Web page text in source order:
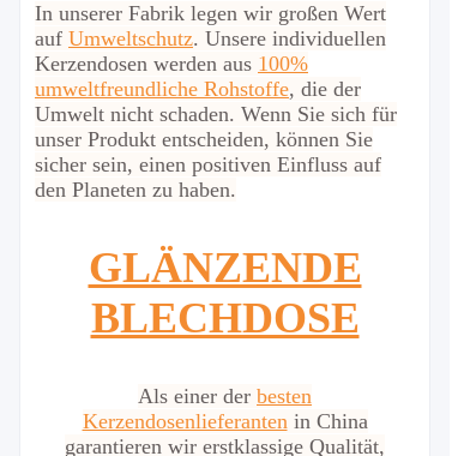
In unserer Fabrik legen wir großen Wert
auf Umweltschutz. Unsere individuellen
Kerzendosen werden aus 100%
umweltfreundliche Rohstoffe, die der
Umwelt nicht schaden. Wenn Sie sich für
unser Produkt entscheiden, können Sie
sicher sein, einen positiven Einfluss auf
den Planeten zu haben.
GLÄNZENDE
BLECHDOSE
Als einer der besten
Kerzendosenlieferantenin China
garantieren wir erstklassige Qualität,